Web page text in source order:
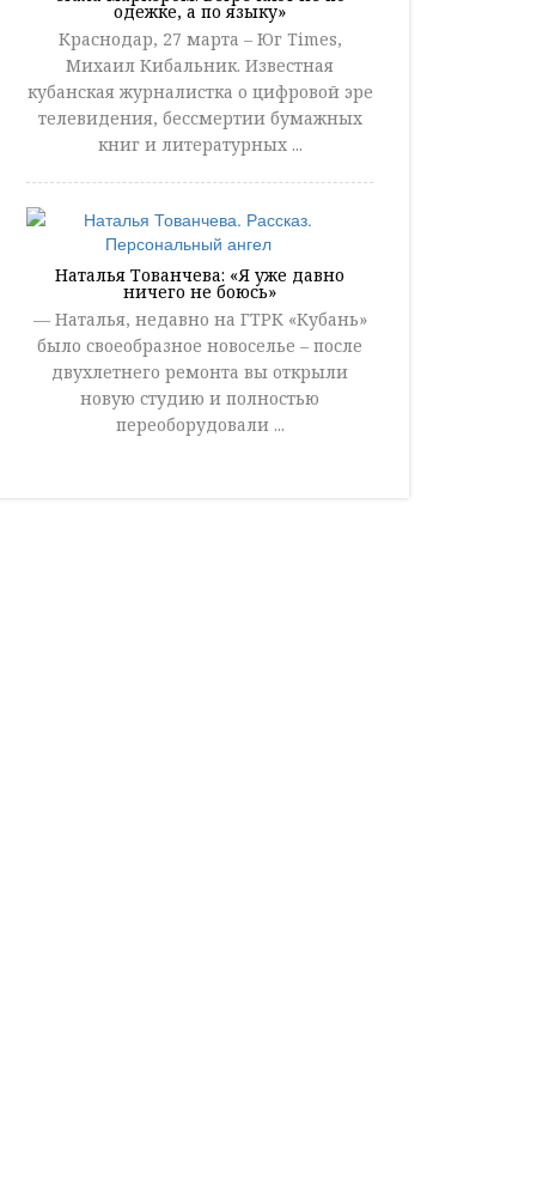
одежке, а по языку»
Краснодар, 27 марта – Юг Times,
Михаил Кибальник. Известная
кубанская журналистка о цифровой эре
телевидения, бессмертии бумажных
книг и литературных ...
Наталья Тованчева: «Я уже давно
ничего не боюсь»
— Наталья, недавно на ГТРК «Кубань»
было своеобразное новоселье – после
двухлетнего ремонта вы открыли
новую студию и полностью
переоборудовали ...